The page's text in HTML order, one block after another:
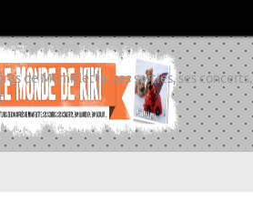
de Momiflette, ses sorties, ses concerts,